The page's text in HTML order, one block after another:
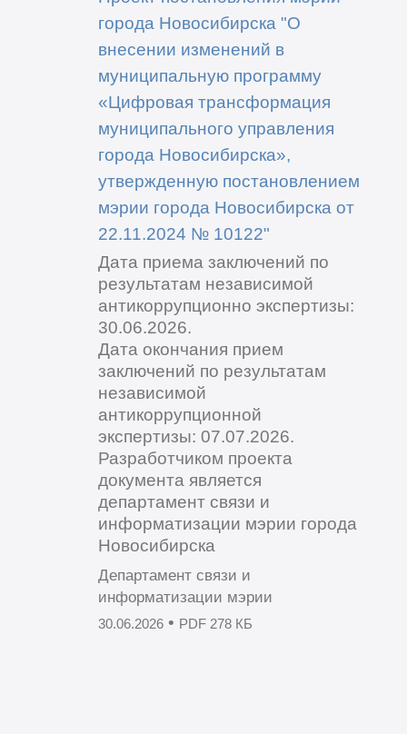
города Новосибирска "О
внесении изменений в
муниципальную программу
«Цифровая трансформация
муниципального управления
города Новосибирска»,
утвержденную постановлением
мэрии города Новосибирска от
22.11.2024 № 10122"
Дата приема заключений по
результатам независимой
антикоррупционно экспертизы:
30.06.2026.
Дата окончания прием
заключений по результатам
независимой
антикоррупционной
экспертизы: 07.07.2026.
Разработчиком проекта
документа является
департамент связи и
информатизации мэрии города
Новосибирска
Департамент связи и
информатизации мэрии
30.06.2026• PDF 278 КБ